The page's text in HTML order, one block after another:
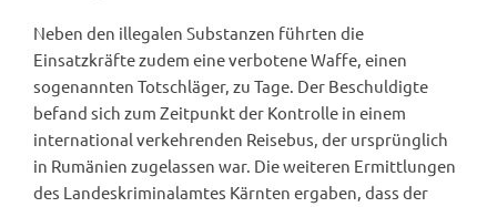
Neben den illegalen Substanzen führten die
Einsatzkräfte zudem eine verbotene Waffe, einen
sogenannten Totschläger, zu Tage. Der Beschuldigte
befand sich zum Zeitpunkt der Kontrolle in einem
international verkehrenden Reisebus, der ursprünglich
in Rumänien zugelassen war. Die weiteren Ermittlungen
des Landeskriminalamtes Kärnten ergaben, dass der